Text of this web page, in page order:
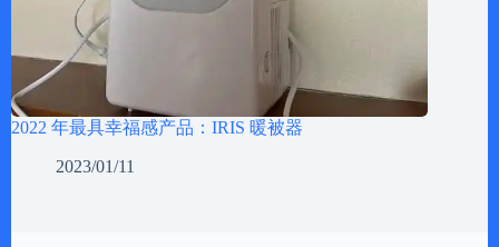
2022 年最具幸福感产品：IRIS 暖被器
2023/01/11